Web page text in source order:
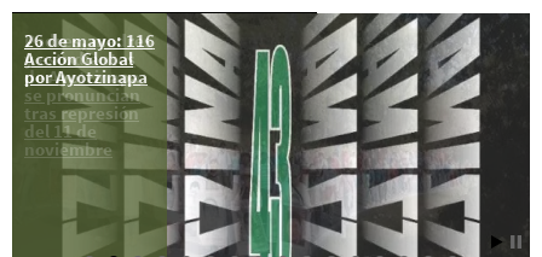
26 de mayo: 116
Acción Global
por Ayotzinapa
Padres, madres
y estudiantes
de Ayotzinapa
se pronuncian
tras represión
del 11 de
noviembre